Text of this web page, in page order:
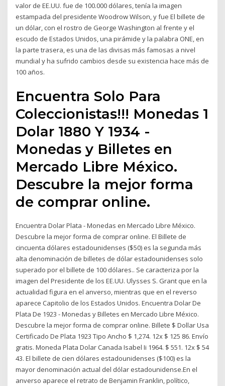
valor de EE.UU. fue de 100.000 dólares, tenía la imagen
estampada del presidente Woodrow Wilson, y fue El billete de
un dólar, con el rostro de George Washington al frente y el
escudo de Estados Unidos, una pirámide y la palabra ONE, en
la parte trasera, es una de las divisas más famosas a nivel
mundial y ha sufrido cambios desde su existencia hace más de
100 años.
Encuentra Solo Para
Coleccionistas!!! Monedas 1
Dolar 1880 Y 1934 -
Monedas y Billetes en
Mercado Libre México.
Descubre la mejor forma
de comprar online.
Encuentra Dolar Plata - Monedas en Mercado Libre México.
Descubre la mejor forma de comprar online. El Billete de
cincuenta dólares estadounidenses ($50) es la segunda más
alta denominación de billetes de dólar estadounidenses solo
superado por el billete de 100 dólares.. Se caracteriza por la
imagen del Presidente de los EE.UU. Ulysses S. Grant que en la
actualidad figura en el anverso, mientras que en el reverso
aparece Capitolio de los Estados Unidos. Encuentra Dolar De
Plata De 1923 - Monedas y Billetes en Mercado Libre México.
Descubre la mejor forma de comprar online. Billete $ Dollar Usa
Certificado De Plata 1923 Tipo Ancho $ 1,274. 12x $ 125 86. Envío
gratis. Moneda Plata Dolar Canada Isabel Ii 1964. $ 551. 12x $ 54
43. El billete de cien dólares estadounidenses ($100) es la
mayor denominación actual del dólar estadounidense.En el
anverso aparece el retrato de Benjamin Franklin, político,